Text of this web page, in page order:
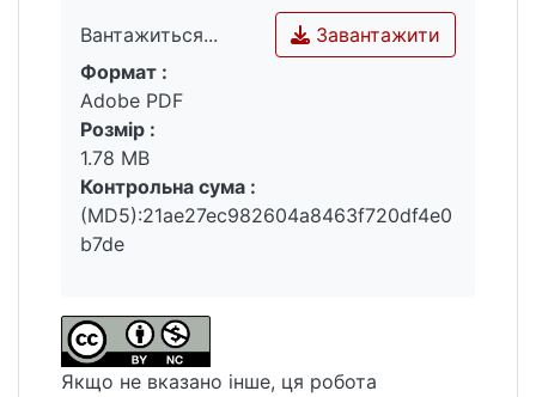
Вантажиться...
Вантажиться...
Завантажити
Формат :
Adobe PDF
Розмір :
1.78 MB
Контрольна сума :
(MD5):21ae27ec982604a8463f720df4e0
b7de
Якщо не вказано інше, ця робота